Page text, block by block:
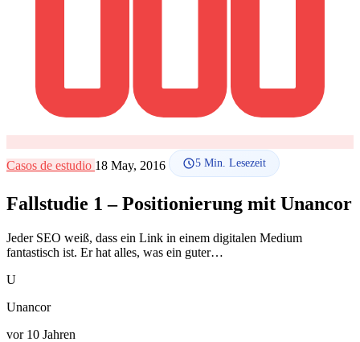
Casos de estudio 18 May, 2016 5 Min. Lesezeit
Fallstudie 1 – Positionierung mit Unancor
Jeder SEO weiß, dass ein Link in einem digitalen Medium
fantastisch ist. Er hat alles, was ein guter…
U
Unancor
vor 10 Jahren